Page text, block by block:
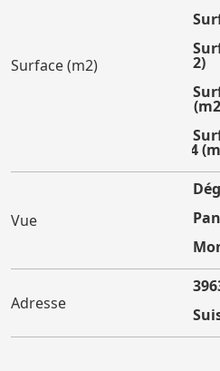
Surface (m2)
(m2)
40
664
Vue
Adresse